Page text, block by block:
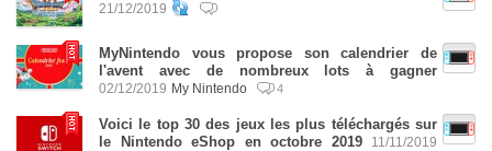
21/12/2019
MyNintendo vous propose son calendrier de
l'avent avec de nombreux lots à gagner
02/12/2019 My Nintendo 4
Voici le top 30 des jeux les plus téléchargés sur
le Nintendo eShop en octobre 2019
11/11/2019